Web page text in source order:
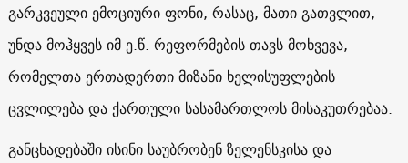
გარკვეული ემოციური ფონი, რასაც, მათი გათვლით,
უნდა მოჰყვეს იმ ე.წ. რეფორმების თავს მოხვევა,
რომელთა ერთადერთი მიზანი ხელისუფლების
ცვლილება და ქართული სასამართლოს მისაკუთრებაა.
განცხადებაში ისინი საუბრობენ ზელენსკისა და